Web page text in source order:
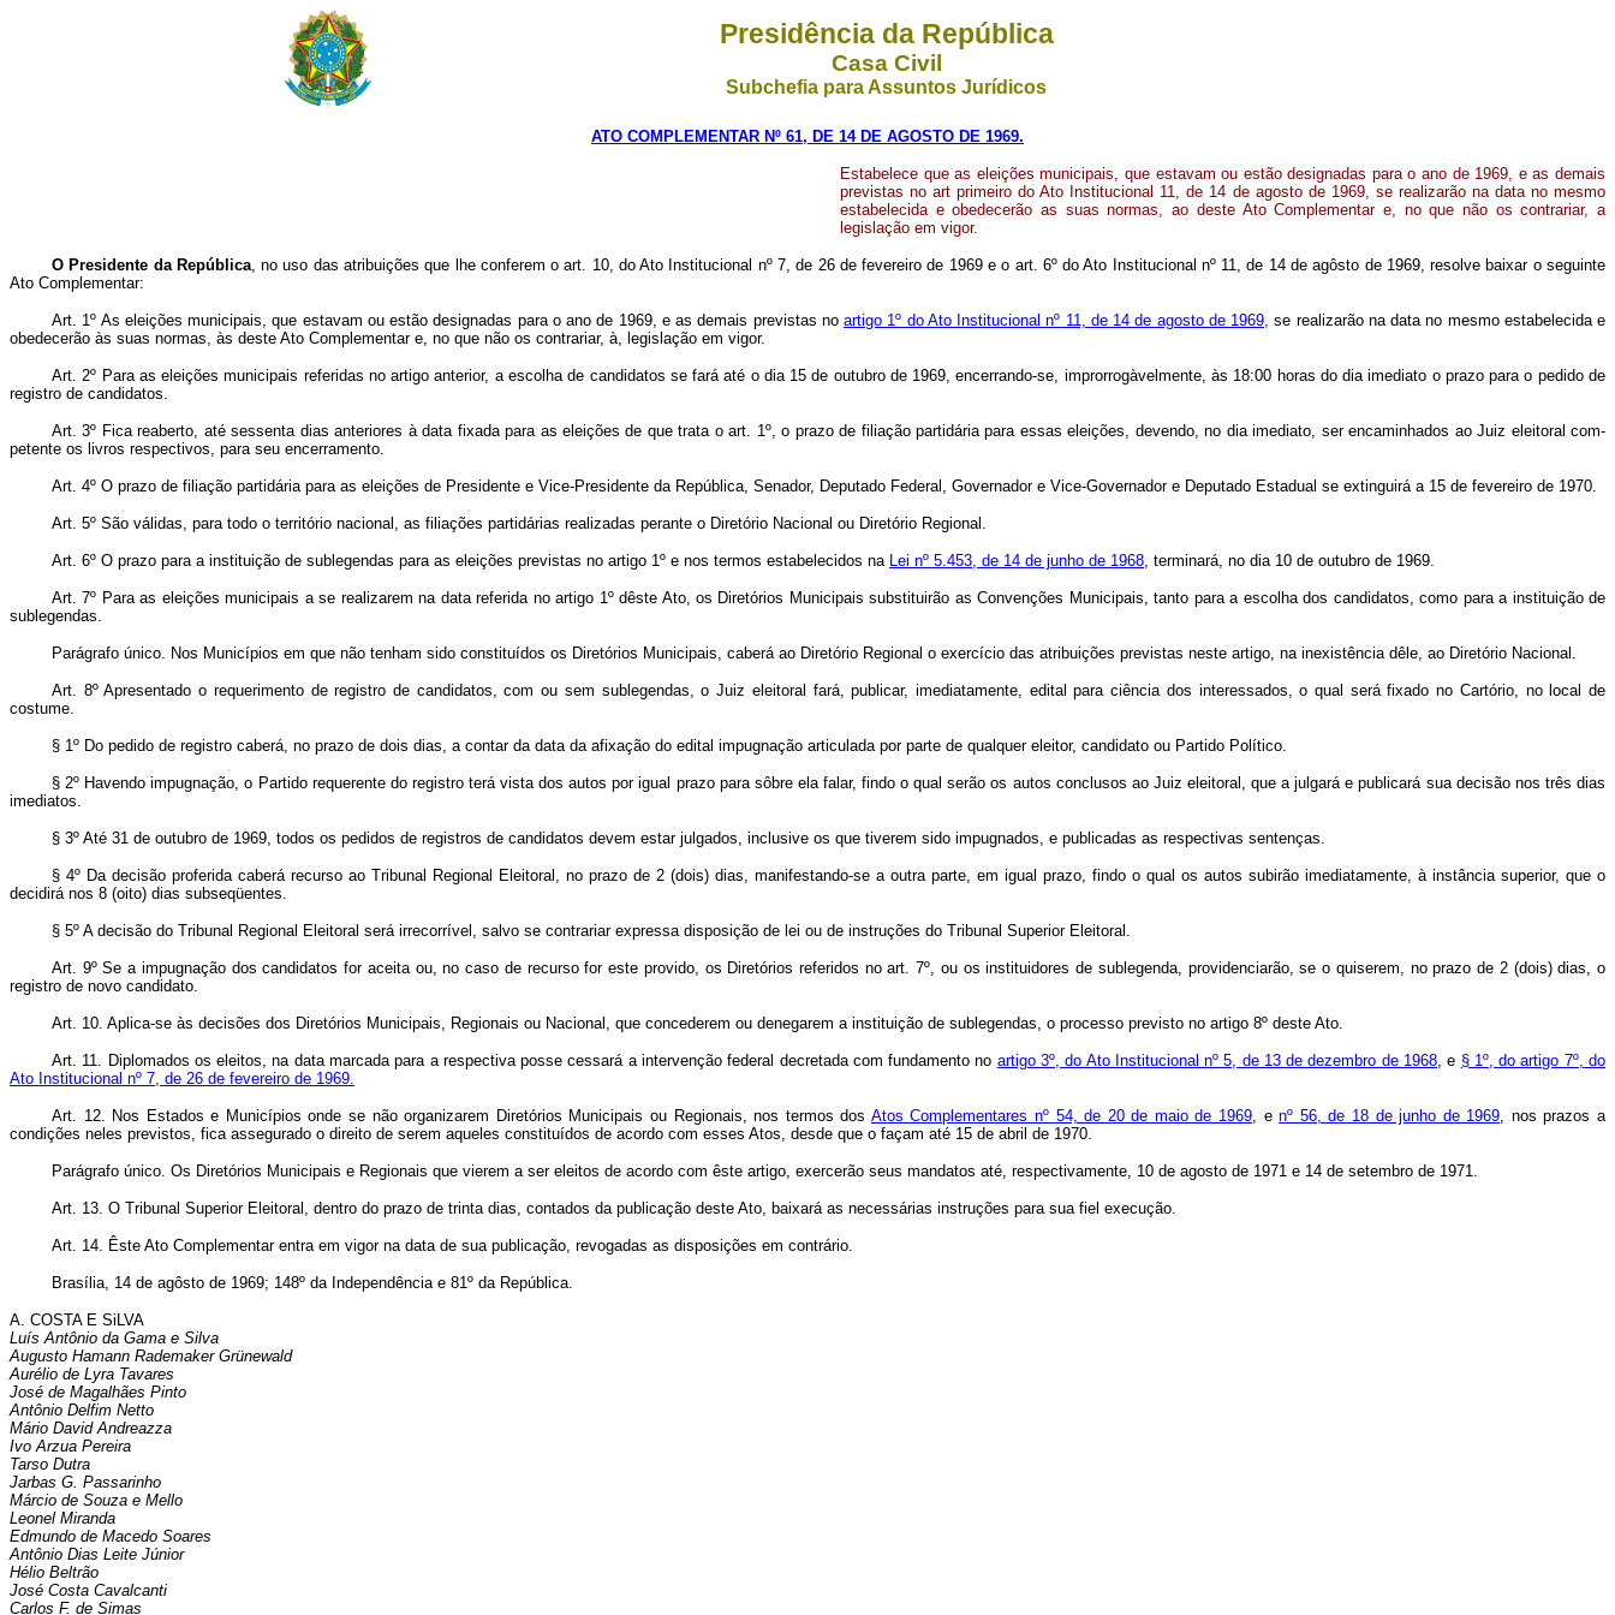
Presidência da República
Casa Civil
Subchefia para Assuntos Jurídicos
ATO COMPLEMENTAR Nº 61, DE 14 DE AGOSTO DE 1969.
Estabelece que as eleições municipais, que estavam ou estão designadas para o ano de 1969, e as demais
previstas no art primeiro do Ato Institucional 11, de 14 de agosto de 1969, se realizarão na data no mesmo
estabelecida e obedecerão as suas normas, ao deste Ato Complementar e, no que não os contrariar, a
legislação em vigor.
O Presidente da República, no uso das atribuições que lhe conferem o art. 10, do Ato Institucional nº 7, de 26 de fevereiro de 1969 e o art. 6º do Ato Institucional nº 11, de 14 de agôsto de 1969, resolve baixar o se­guinte
Ato Complementar:
Art. 1º As eleições municipais, que estavam ou estão designadas para o ano de 1969, e as demais previstas no artigo 1º do Ato Institucional nº 11, de 14 de agosto de 1969, se realizarão na data no mesmo estabelecida e
obedecerão às suas normas, às deste Ato Complementar e, no que não os contrariar, à, legislação em vigor.
Art. 2º Para as eleições municipais referidas no artigo anterior, a es­colha de candidatos se fará até o dia 15 de outubro de 1969, encerrando‑se, improrrogàvelmente, às 18:00 horas do dia imediato o prazo para o pedido de
registro de candidatos.
Art. 3º Fica reaberto, até sessenta dias anteriores à data fixada para as eleições de que trata o art. 1º, o prazo de filiação partidária para essas eleições, devendo, no dia imediato, ser encaminhados ao Juiz eleitoral com­
petente os livros respectivos, para seu encerramento.
Art. 4º O prazo de filiação partidária para as eleições de Presidente e Vice‑Presidente da República, Senador, Deputado Federal, Governador e Vice‑Governador e Deputado Estadual se extinguirá a 15 de fevereiro de 1970.
Art. 5º São válidas, para todo o território nacional, as filiações parti­dárias realizadas perante o Diretório Nacional ou Diretório Regional.
Art. 6º O prazo para a instituição de sublegendas para as eleições pre­vistas no artigo 1º e nos termos estabelecidos na Lei nº 5.453, de 14 de junho de 1968, terminará, no dia 10 de outubro de 1969.
Art. 7º Para as eleições municipais a se realizarem na data referida no artigo 1º dêste Ato, os Diretórios Municipais substituirão as Convenções Municipais, tanto para a escolha dos candidatos, como para a instituição de
sublegendas.
Parágrafo único. Nos Municípios em que não tenham sido constituí­dos os Diretórios Municipais, caberá ao Diretório Regional o exercício das atribuições previstas neste artigo, na inexistência dêle, ao Diretório Nacional.
Art. 8º Apresentado o requerimento de registro de candidatos, com ou sem sublegendas, o Juiz eleitoral fará, publicar, imediatamente, edital para ciência dos interessados, o qual será fixado no Cartório, no local de
costume.
§ 1º Do pedido de registro caberá, no prazo de dois dias, a contar da data da afixação do edital impugnação articulada por parte de qualquer eleitor, candidato ou Partido Político.
§ 2º Havendo impugnação, o Partido requerente do registro terá vista dos autos por igual prazo para sôbre ela falar, findo o qual serão os autos conclusos ao Juiz eleitoral, que a julgará e publicará sua decisão nos três dias
imediatos.
§ 3º Até 31 de outubro de 1969, todos os pedidos de registros de can­didatos devem estar julgados, inclusive os que tiverem sido impugnados, e publicadas as respectivas sentenças.
§ 4º Da decisão proferida caberá recurso ao Tribunal Regional Eleitoral, no prazo de 2 (dois) dias, manifestando‑se a outra parte, em igual prazo, findo o qual os autos subirão imediatamente, à instância superior, que o
decidirá nos 8 (oito) dias subseqüentes.
§ 5º A decisão do Tribunal Regional Eleitoral será irrecorrível, salvo se contrariar expressa disposição de lei ou de instruções do Tribunal Su­perior Eleitoral.
Art. 9º Se a impugnação dos candidatos for aceita ou, no caso de recurso for este provido, os Diretórios referidos no art. 7º, ou os instituido­res de sublegenda, providenciarão, se o quiserem, no prazo de 2 (dois) dias, o
registro de novo candidato.
Art. 10. Aplica‑se às decisões dos Diretórios Municipais, Regionais ou Nacional, que concederem ou denegarem a instituição de sublegendas, o processo previsto no artigo 8º deste Ato.
Art. 11. Diplomados os eleitos, na data marcada para a respectiva posse cessará a intervenção federal decretada com fundamento no artigo 3º, do Ato Institucional nº 5, de 13 de dezembro de 1968, e § 1º, do artigo 7º, do
Ato Institucional nº 7, de 26 de fevereiro de 1969.
Art. 12. Nos Estados e Municípios onde se não organizarem Diretórios Municipais ou Regionais, nos termos dos Atos Complementares nº 54, de 20 de maio de 1969, enº 56, de 18 de junho de 1969, nos prazos a
condições neles previstos, fica assegurado o direito de serem aqueles constituídos de acordo com esses Atos, desde que o façam até 15 de abril de 1970.
Parágrafo único. Os Diretórios Municipais e Regionais que vierem a ser eleitos de acordo com êste artigo, exercerão seus mandatos até, res­pectivamente, 10 de agosto de 1971 e 14 de setembro de 1971.
Art. 13. O Tribunal Superior Eleitoral, dentro do prazo de trinta dias, contados da publicação deste Ato, baixará as necessárias instruções para sua fiel execução.
Art. 14. Êste Ato Complementar entra em vigor na data de sua publi­cação, revogadas as disposições em contrário.
Brasília, 14 de agôsto de 1969; 148º da Independência e 81º da República.
A. COSTA E SiLVA
Luís Antônio da Gama e Silva
Augusto Hamann Rademaker Grünewald
Aurélio de Lyra Tavares
José de Magalhães Pinto
Antônio Delfim Netto
Mário David Andreazza
Ivo Arzua Pereira
Tarso Dutra
Jarbas G. Passarinho
Márcio de Souza e Mello
Leonel Miranda
Edmundo de Macedo Soares
Antônio Dias Leite Júnior
Hélio Beltrão
José Costa Cavalcanti
Carlos F. de Simas